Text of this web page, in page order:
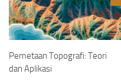
Pemetaan Topografi: Teori
dan Aplikasi